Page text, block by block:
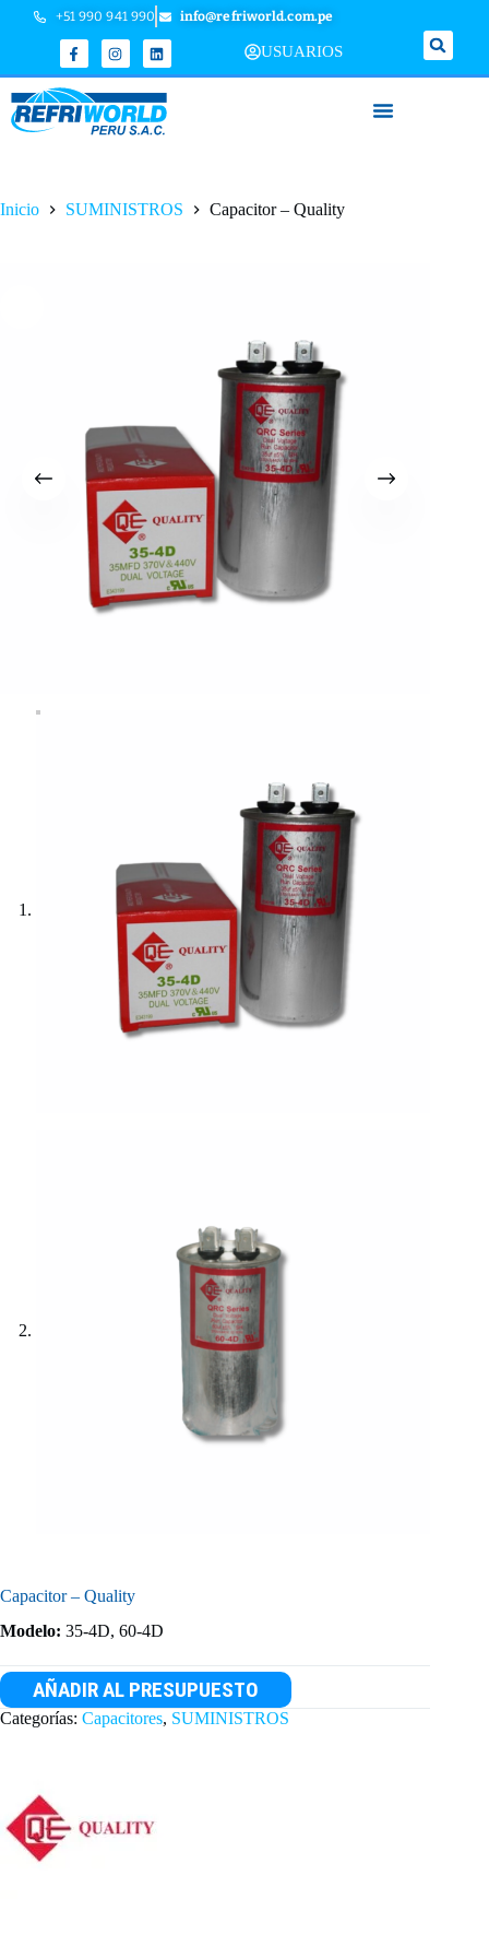
+51 990 941 990 info@refriworld.com.pe
USUARIOS
Inicio SUMINISTROS Capacitor – Quality
Capacitor – Quality
Modelo: 35-4D, 60-4D
AÑADIR AL PRESUPUESTO
Categorías: Capacitores, SUMINISTROS